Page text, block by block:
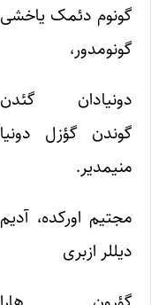
گونوم دئمک یاخشی
گونومدور،
دونیادان گئدن
گوندن گؤزل دونیا
منیمدیر.
مجتیم اورکده، آدیم
دیللر ازبری